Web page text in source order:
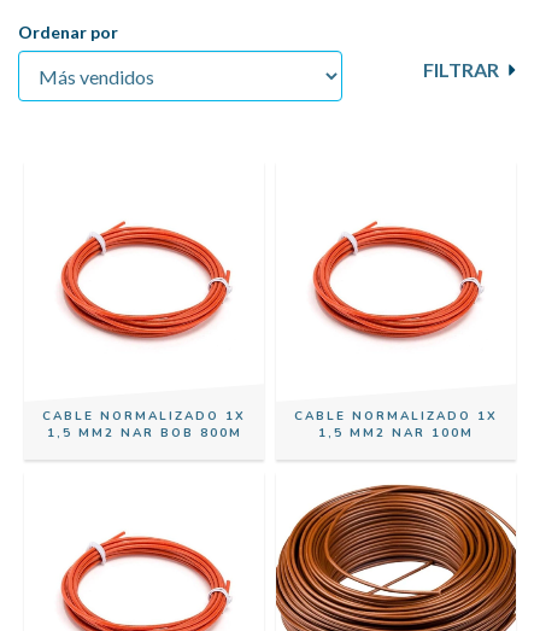
Ordenar por
FILTRAR
CABLE NORMALIZADO 1X
1,5 MM2 NAR BOB 800M
CABLE NORMALIZADO 1X
1,5 MM2 NAR 100M